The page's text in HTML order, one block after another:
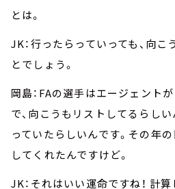
とは。
JK：行ったらっていっても、向
とでしょう。
岡島：FAの選手はエージェント
で、向こうもリストしてるらし
っていたらしいんです。その年
してくれたんですけど。
JK：それはいい運命ですね！ 計